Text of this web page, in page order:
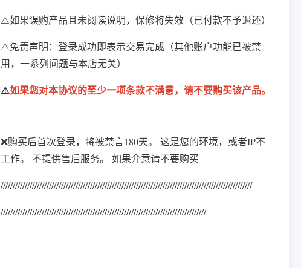
⚠️如果误购产品且未阅读说明，保修将失效（已付款不予退还）
⚠️免责声明：登录成功即表示交易完成（其他账户功能已被禁
用，一系列问题与本店无关）
⚠️如果您对本协议的至少一项条款不满意，请不要购买该产品。
❌购买后首次登录，将被禁言180天。 这是您的环境，或者IP不
工作。 不提供售后服务。 如果介意请不要购买
////////////////////////////////////////////////////////////////////////////////////////////////////////
/////////////////////////////////////////////////////////////////////////////////////